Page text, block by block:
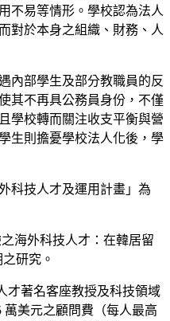
不易等情形。學校認為法人
對於本身之組織、財務、人
內部學生及部分教職員的反
其不再具公務員身份，不僅
學校轉而關注收支平衡與營
生則擔憂學校法人化後，學
科技人才及運用計畫」為
海外科技人才：在韓居留
研究。
才著名客座教授及科技領域
美元之顧問費（每人最高